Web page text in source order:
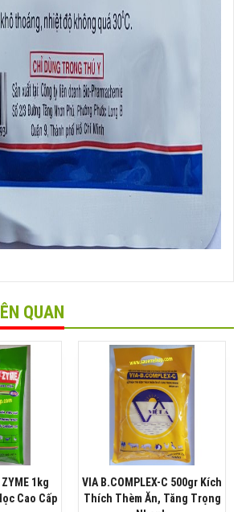
QUAN
1kg
Cao Cấp
VIA B.COMPLEX-C 500gr Kích
Thích Thèm Ăn, Tăng Trọng